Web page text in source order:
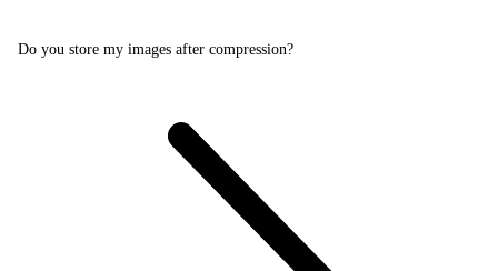
Do you store my images after compression?